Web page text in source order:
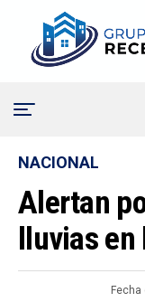
NACIONAL
Alertan
lluvias en